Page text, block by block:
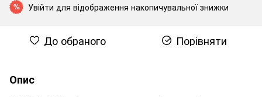
% Увійти для відображення накопичувальної знижки
До обраного Порівняти
Опис